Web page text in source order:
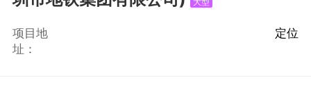
项目地
址：
定位